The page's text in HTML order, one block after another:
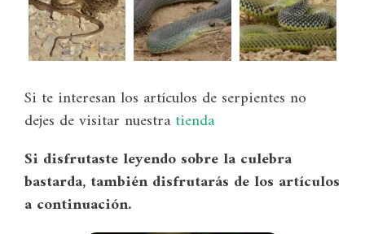
Si te interesan los artículos de serpientes no
dejes de visitar nuestra tienda
Si disfrutaste leyendo sobre la culebra
bastarda, también disfrutarás de los artículos
a continuación.